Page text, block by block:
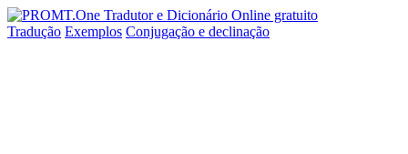
Tradução Exemplos Conjugação e declinação